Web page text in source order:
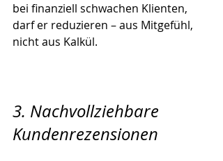
bei finanziell schwachen Klienten,
darf er reduzieren – aus Mitgefühl,
nicht aus Kalkül.
3. Nachvollziehbare
Kundenrezensionen